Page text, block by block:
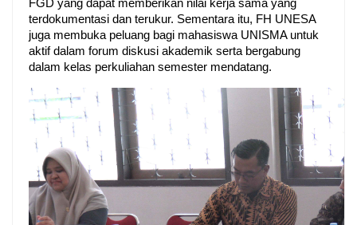
FGD yang dapat memberikan nilai kerja sama yang
terdokumentasi dan terukur. Sementara itu, FH UNESA
juga membuka peluang bagi mahasiswa UNISMA untuk
aktif dalam forum diskusi akademik serta bergabung
dalam kelas perkuliahan semester mendatang.